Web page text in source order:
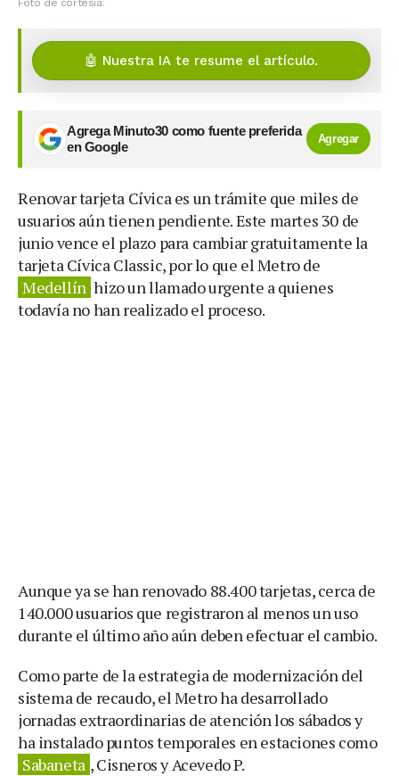
Foto de cortesía.
🤖 Nuestra IA te resume el artículo.
Agrega Minuto30 como fuente preferida
en Google
Agregar
Renovar tarjeta Cívica es un trámite que miles de
usuarios aún tienen pendiente. Este martes 30 de
junio vence el plazo para cambiar gratuitamente la
tarjeta Cívica Classic, por lo que el Metro de
Medellín hizo un llamado urgente a quienes
todavía no han realizado el proceso.
Aunque ya se han renovado 88.400 tarjetas, cerca de
140.000 usuarios que registraron al menos un uso
durante el último año aún deben efectuar el cambio.
Como parte de la estrategia de modernización del
sistema de recaudo, el Metro ha desarrollado
jornadas extraordinarias de atención los sábados y
ha instalado puntos temporales en estaciones como
Sabaneta , Cisneros y Acevedo P.